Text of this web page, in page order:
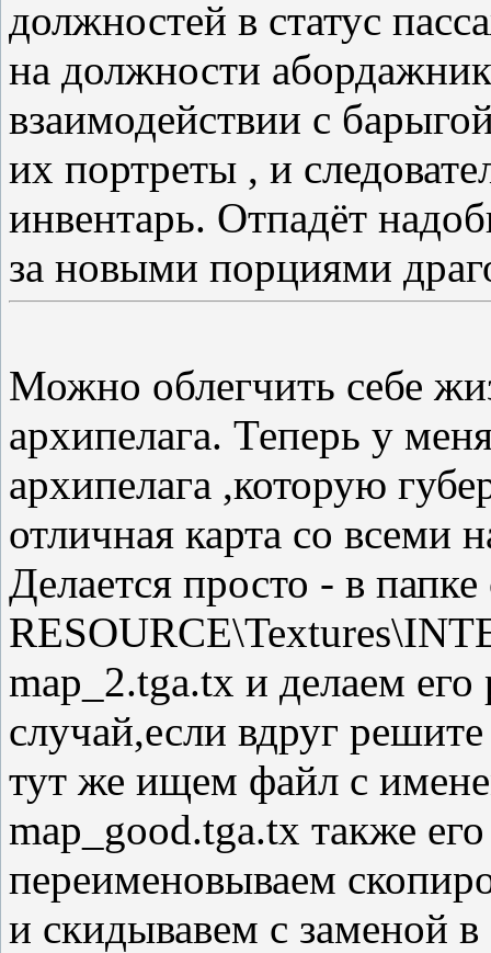
должностей в статус
на должности
взаимодействии с
их портреты , и
инвентарь. Отпадёт
за новыми порциями
Можно облегчить себе
архипелага. Теперь у
архипелага ,которую
отличная карта со всеми
Делается просто - в
map_2.tga.tx и делаем
случай,если вдруг
тут же ищем файл с
map_good.tga.tx также
переименовываем
и скидывавем с заменой в